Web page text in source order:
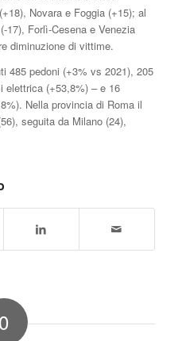
Novara e Foggia (+15); al
17), Forlì-Cesena e Venezia
diminuzione di vittime.
485 pedoni (+3% vs 2021), 205
(+53,8%) – e 16
Nella provincia di Roma il
seguita da Milano (24),
0